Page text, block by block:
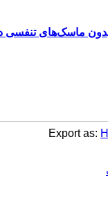
ماسک‌های تنفسی
Export as: